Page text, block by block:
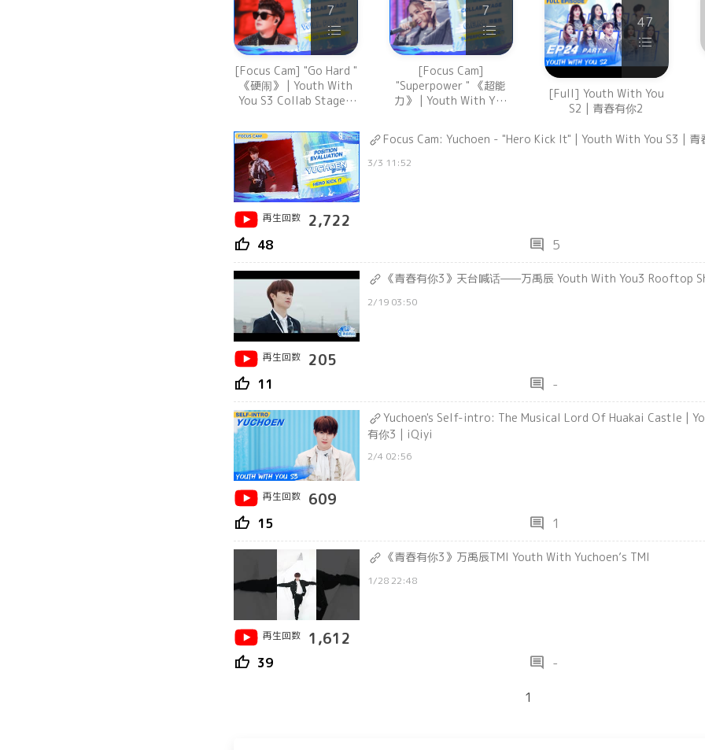
7
[Focus Cam] "Go Hard "
《硬闹》 | Youth With
You S3 Collab Stage |
7
[Focus Cam]
"Superpower " 《超能
力》 | Youth With You
47
[Full] Youth With You
S2 | 青春有你2
Focus Cam: Yuchoen - "Hero Kick It" | Youth With You S3 | 青
3/3 11:52
再生回数 2,722
thumb_up 48 comment 5
《青春有你3》天台喊话——万禹辰 Youth With You3 Rooftop
2/19 03:50
再生回数 205
thumb_up 11 comment -
Yuchoen's Self-intro: The Musical Lord Of Huakai Castle |
有你3 | iQiyi
2/4 02:56
再生回数 609
thumb_up 15 comment 1
《青春有你3》万禹辰TMI Youth With Yuchoen’s TMI
1/28 22:48
再生回数 1,612
thumb_up 39 comment -
1